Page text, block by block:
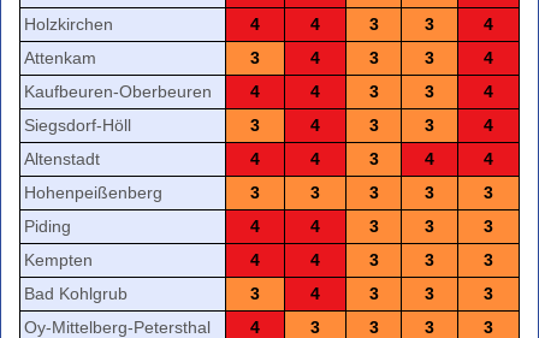
Holzkirchen
4 4 3 3
4
Attenkam
3 4 3 3
4
Kaufbeuren-Oberbeuren
4 4 3 3
4
Siegsdorf-Höll
3 4 3 3
4
Altenstadt
4 4 3 4
4
Hohenpeißenberg
3 3 3 3
3
Piding
4 4 3 3
3
Kempten
4 4 3 3
3
Bad Kohlgrub
3 4 3 3
3
Oy-Mittelberg-Petersthal
4 3 3 3
3